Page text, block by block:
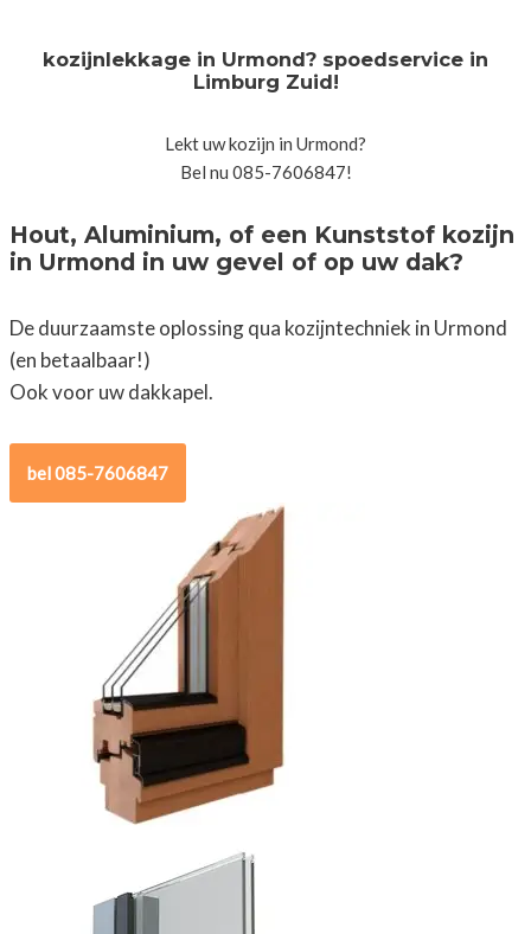
kozijnlekkage in Urmond? spoedservice in
Limburg Zuid!
Lekt uw kozijn in Urmond?
Bel nu 085-7606847!
Hout, Aluminium, of een Kunststof kozijn
in Urmond in uw gevel of op uw dak?
De duurzaamste oplossing qua kozijntechniek in Urmond
(en betaalbaar!)
Ook voor uw dakkapel.
bel 085-7606847